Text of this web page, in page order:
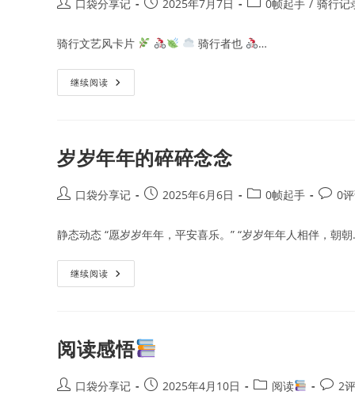
口袋分享记 2025年7月7日 0帧起手 / 骑行记
骑行文艺风卡片 骑行者也 …
继续阅读 骑
行
岁岁年年的碎碎念念
Post口袋分享记
Post2025年6月6日
Post0帧起手
Post0
静态动态 “愿岁岁年年，平安喜乐。” “岁岁年年人相伴，朝
继续阅读 岁
岁
碎
念
念
阅读感悟
Post口袋分享记
Post2025年4月10日
Post阅读
Post2